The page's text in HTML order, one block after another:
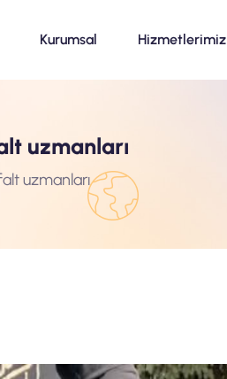
Kurumsal Hizmetlerimiz
uzmanları
uzmanları